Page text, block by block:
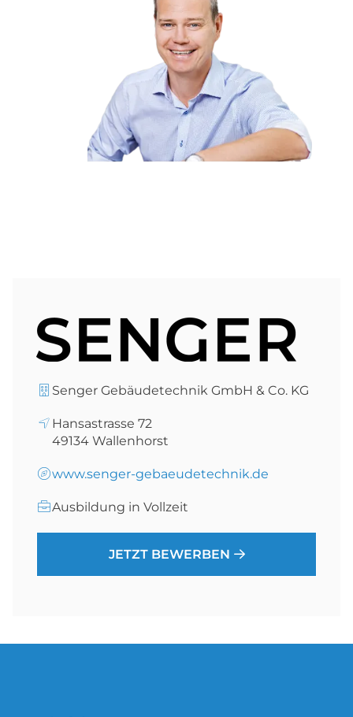
Senger Gebäudetechnik GmbH & Co. KG
Hansastrasse 72
49134 Wallenhorst
www.senger-gebaeudetechnik.de
Ausbildung in Vollzeit
JETZT BEWERBEN